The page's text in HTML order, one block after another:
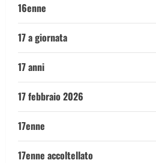
16enne
17 a giornata
17 anni
17 febbraio 2026
17enne
17enne accoltellato